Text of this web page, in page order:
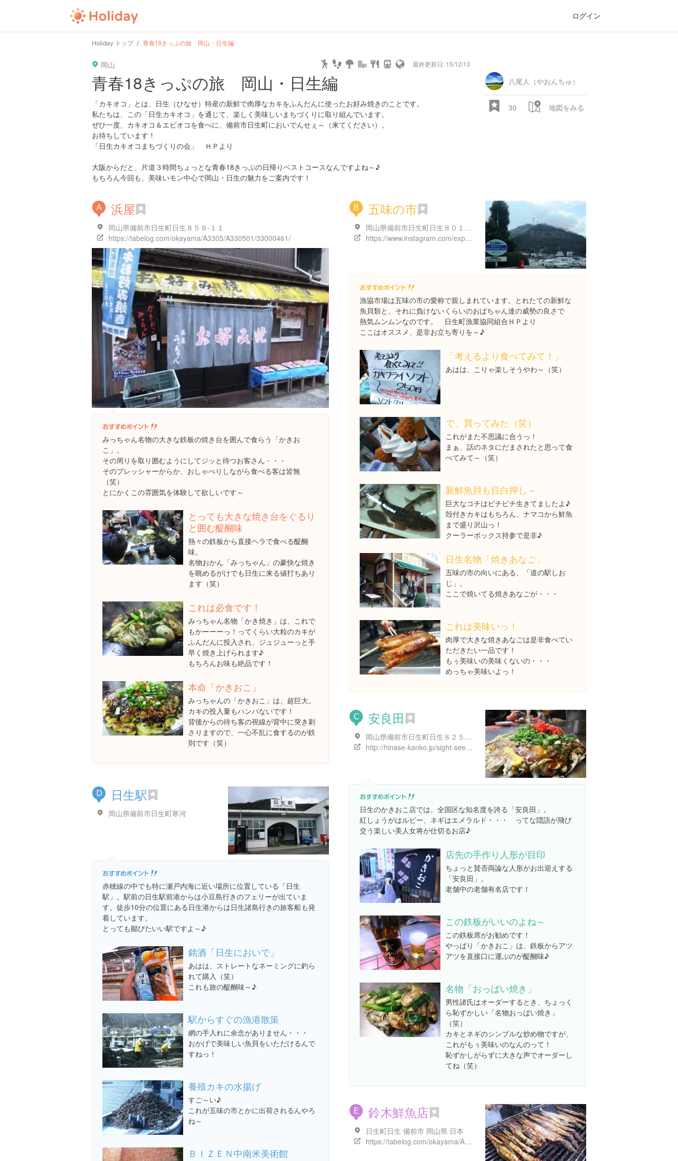
ログイン
Holiday トップ 青春18きっぷの旅 岡山・日生編
岡山 最終更新日: 15/12/13
青春18きっぷの旅 岡山・日生編
「カキオコ」とは、日生（ひなせ）特産の新鮮で肉厚なカキをふんだんに使ったお好み焼きのことです。
私たちは、この「日生カキオコ」を通じて、楽しく美味しいまちづくりに取り組んでいます。
ぜひ一度、カキオコ＆エビオコを食べに、備前市日生町においでんせぇ～（来てください）。
お待ちしています！
「日生カキオコまちづくりの会」 ＨＰより
大阪からだと、片道３時間ちょっとな青春18きっぷの日帰りベストコースなんですよね～♪
もちろん今回も、美味いモン中心で岡山・日生の魅力をご案内です！
八尾人（やおんちゅ）
30 地図をみる
A 浜屋
岡山県備前市日生町日生８５９-１１
https://tabelog.com/okayama/A3305/A330501/33000461/
みっちゃん名物の大きな鉄板の焼き台を囲んで食らう「かきお
こ」。
その周りを取り囲むようにしてジッと待つお客さん・・・
そのプレッシャーからか、おしゃべりしながら食べる客は皆無
（笑）
とにかくこの雰囲気を体験して欲しいです～
とっても大きな焼き台をぐるり
と囲む醍醐味
熱々の鉄板から直接ヘラで食べる醍醐
味。
名物おかん「みっちゃん」の豪快な焼き
を眺めるがけでも日生に来る値打ちあり
ます（笑）
これは必食です！
みっちゃん名物「かき焼き」は、これで
もかーーーっ！ってくらい大粒のカキが
ふんだんに投入され、ジュジューっと手
早く焼き上げられます♪
もちろんお味も絶品です！
本命「かきおこ」
みっちゃんの「かきおこ」は、超巨大。
カキの投入量もハンパないです！
背後からの待ち客の視線が背中に突き刺
さりますので、一心不乱に食するのが鉄
則です（笑）
B 五味の市
岡山県備前市日生町日生８０１-８
https://www.instagram.com/explore/locations/221038891624922
漁協市場は五味の市の愛称で親しまれています。とれたての新鮮な
魚貝類と、それに負けないくらいのおばちゃん達の威勢の良さで
熱気ムンムンなのです。 日生町漁業協同組合ＨＰより
ここはオススメ、是非お立ち寄りを～♪
「考えるより食べてみて！」
あはは、こりゃ楽しそうやわ～（笑）
で、買ってみた（笑）
これがまた不思議に合うっ！
まぁ、話のネタにだまされたと思って食
べてみて～（笑）
新鮮魚貝も目白押し～
巨大なコチはピチピチ生きてましたよ♪
殻付きカキはもちろん、ナマコから鮮魚
まで盛り沢山っ！
クーラーボックス持参で是非♪
日生名物「焼きあなご」
五味の市の向いにある、「道の駅しお
じ」。
ここで焼いてる焼きあなごが・・・
これは美味いっ！
肉厚で大きな焼きあなごは是非食べてい
ただきたい一品です！
もぅ美味いの美味くないの・・・
めっちゃ美味いよっ！
C 安良田
岡山県備前市日生町日生８２５-２
http://hinase-kanko.jp/sight-seeing/shop_detail/show/13.html
日生のかきおこ店では、全国区な知名度を誇る「安良田」。
紅しょうがはルビー、ネギはエメラルド・・・ ってな隠語が飛び
交う楽しい美人女将が仕切るお店♪
店先の手作り人形が目印
ちょっと賛否両論な人形がお出迎えする
「安良田」。
老舗中の老舗有名店です！
この鉄板がいいのよね～
この鉄板席がお勧めです！
やっぱり「かきおこ」は、鉄板からアツ
アツを直接口に運ぶのが醍醐味♪
名物「おっぱい焼き」
男性諸氏はオーダーするとき、ちょっく
ら恥ずかしい「名物おっぱい焼き」
（笑）
カキとネギのシンプルな炒め物ですが、
これがもぅ美味いのなんのって！
恥ずかしがらずに大きな声でオーダーし
てね（笑）
D 日生駅
岡山県備前市日生町寒河
赤穂線の中でも特に瀬戸内海に近い場所に位置している「日生
駅」。駅前の日生駅前港からは小豆島行きのフェリーが出ていま
す。徒歩10分の位置にある日生港からは日生諸島行きの旅客船も発
着しています。
とっても鄙びたいい駅ですよ～♪
銘酒「日生においで」
あはは、ストレートなネーミングに釣ら
れて購入（笑）
これも旅の醍醐味～♪
駅からすぐの漁港散策
網の手入れに余念がありません・・・
おかげで美味しい魚貝をいただけるんで
すねっ！
養殖カキの水揚げ
すご～い♪
これが五味の市とかに出荷されるんやろ
ね～
ＢＩＺＥＮ中南米美術館
E 鈴木鮮魚店
日生町日生 備前市 岡山県 日本
https://tabelog.com/okayama/A3305/A330501/33014601/